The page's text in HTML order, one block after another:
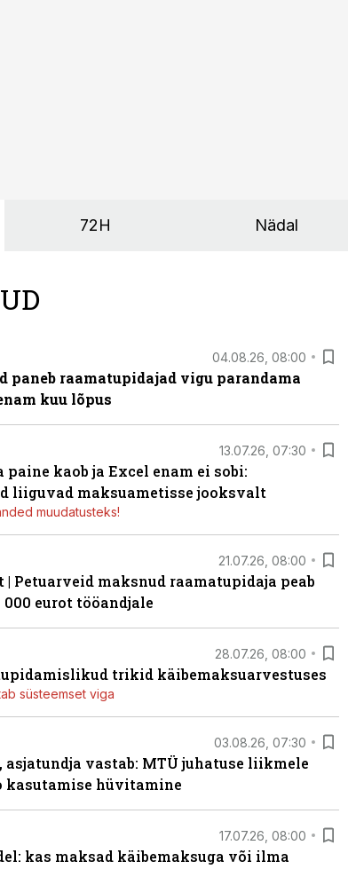
72H Nädal
04.08.26, 08:00
paneb raamatupidajad vigu parandama
kuu lõpus
13.07.26, 07:30
paine kaob ja Excel enam ei sobi:
liiguvad maksuametisse jooksvalt
muudatusteks!
21.07.26, 08:00
| Petuarveid maksnud raamatupidaja peab
eurot tööandjale
28.07.26, 08:00
trikid käibemaksuarvestuses
süsteemset viga
03.08.26, 07:30
asjatundja vastab: MTÜ juhatuse liikmele
hüvitamine
17.07.26, 08:00
kas maksad käibemaksuga või ilma